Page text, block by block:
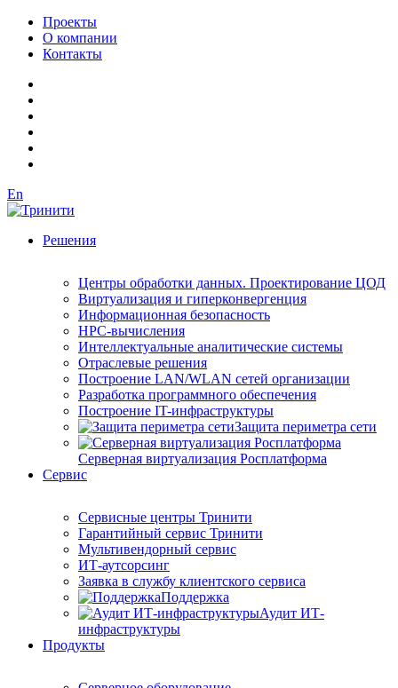
Проекты
О компании
Контакты
En
Решения
Центры обработки данных. Проектирование ЦОД
Виртуализация и гиперконвергенция
Информационная безопасность
HPC-вычисления
Интеллектуальные аналитические системы
Отраслевые решения
Построение LAN/WLAN сетей организации
Разработка программного обеспечения
Построение IT-инфраструктуры
Защита периметра сети
Серверная виртуализация Росплатформа
Сервис
Сервисные центры Тринити
Гарантийный сервис Тринити
Мультивендорный сервис
ИТ-аутсорсинг
Заявка в службу клиентского сервиса
Поддержка
Аудит ИТ-
инфраструктуры
Продукты